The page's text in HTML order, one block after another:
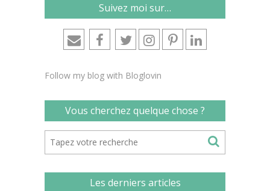
Suivez moi sur…
Follow my blog with Bloglovin
Vous cherchez quelque chose ?
Les derniers articles